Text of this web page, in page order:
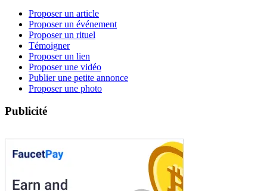
Proposer un article
Proposer un événement
Proposer un rituel
Témoigner
Proposer un lien
Proposer une vidéo
Publier une petite annonce
Proposer une photo
Publicité